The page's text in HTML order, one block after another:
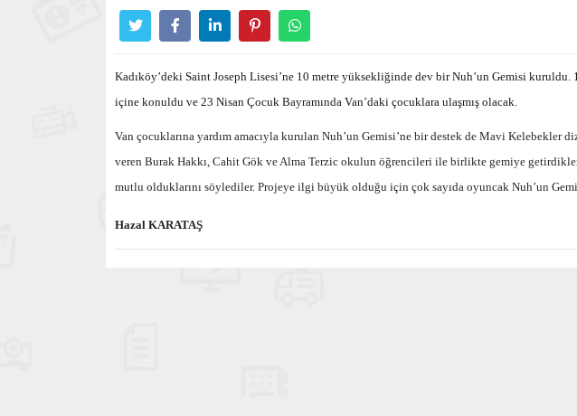
Kadıköy’deki Saint Joseph Lisesi’ne 10 metre yüksekliğinde dev bir Nuh’un Gemisi
içine konuldu ve 23 Nisan Çocuk Bayramında Van’daki çocuklara ulaşmış olacak.
Van çocuklarına yardım amacıyla kurulan Nuh’un Gemisi’ne bir destek de Mavi Kelebekler
veren Burak Hakkı, Cahit Gök ve Alma Terzic okulun öğrencileri ile birlikte gemiye
mutlu olduklarını söylediler. Projeye ilgi büyük olduğu için çok sayıda oyuncak Nuh’un
Hazal KARATAŞ